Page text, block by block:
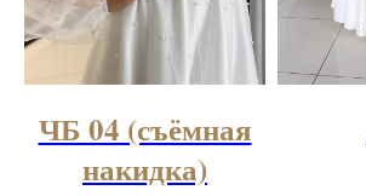
ЧБ 04 (съёмная
накидка)